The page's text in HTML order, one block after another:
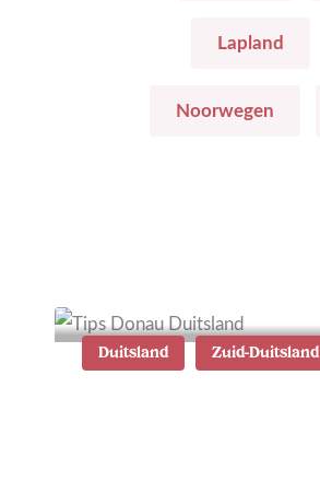
Lapland
Noorwegen
Duitsland Zuid-Duitsland